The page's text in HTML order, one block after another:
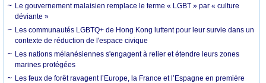
Le gouvernement malaisien remplace le terme « LGBT » par « culture
déviante »
Les communautés LGBTQ+ de Hong Kong luttent pour leur survie dans un
contexte de réduction de l'espace civique
Les nations mélanésiennes s'engagent à relier et étendre leurs zones
marines protégées
Les feux de forêt ravagent l’Europe, la France et l’Espagne en première